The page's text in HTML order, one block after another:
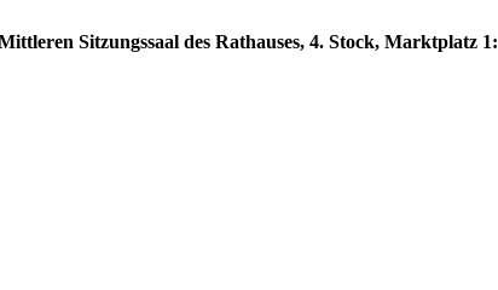
Sitzungssaal des Rathauses, 4. Stock, Marktplatz 1: